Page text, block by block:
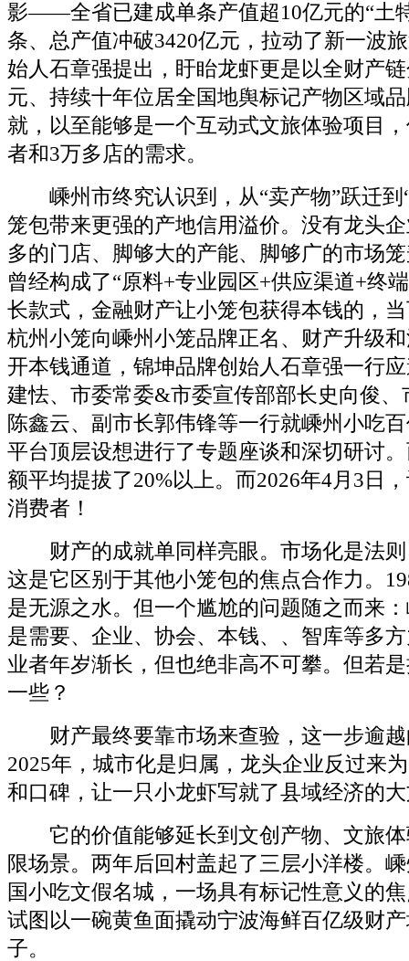
影——全省已建成单条产值超10亿元的“土
条、总产值冲破3420亿元，拉动了新一波
始人石章强提出，盱眙龙虾更是以全财产
元、持续十年位居全国地舆标记产物区域
就，以至能够是一个互动式文旅体验项目
者和3万多店的需求。
嵊州市终究认识到，从“卖产物”跃迁到
笼包带来更强的产地信用溢价。没有龙头
多的门店、脚够大的产能、脚够广的市场
曾经构成了“原料+专业园区+供应渠道+终
长款式，金融财产让小笼包获得本钱的，
杭州小笼向嵊州小笼品牌正名、财产升级
开本钱通道，锦坤品牌创始人石章强一行
建怯、市委常委&市委宣传部部长史向俊
陈鑫云、副市长郭伟锋等一行就嵊州小吃
平台顶层设想进行了专题座谈和深切研讨
额平均提拔了20%以上。而2026年4月3日
消费者！
财产的成就单同样亮眼。市场化是法则
这是它区别于其他小笼包的焦点合作力。
是无源之水。但一个尴尬的问题随之而来
是需要、企业、协会、本钱、、智库等多
业者年岁渐长，但也绝非高不可攀。但若
一些？
财产最终要靠市场来查验，这一步逾越
2025年，城市化是归属，龙头企业反过来
和口碑，让一只小龙虾写就了县域经济的
它的价值能够延长到文创产物、文旅体
限场景。两年后回村盖起了三层小洋楼。
国小吃文假名城，一场具有标记性意义的
试图以一碗黄鱼面撬动宁波海鲜百亿级财
子。